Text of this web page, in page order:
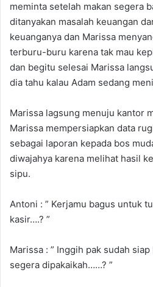
meminta setelah makan segera
ditanyakan masalah keuangan
keuanganya dan Marissa
terburu-buru karena tak mau
dan begitu selesai Marissa
dia tahu kalau Adam sedang
Marissa lagsung menuju kantor
Marissa mempersiapkan data
sebagai laporan kepada bos
diwajahya karena melihat hasil
sipu.
Antoni : ” Kerjamu bagus untuk
kasir….? ”
Marissa : ” Inggih pak sudah
segera dipakaikah……? ”